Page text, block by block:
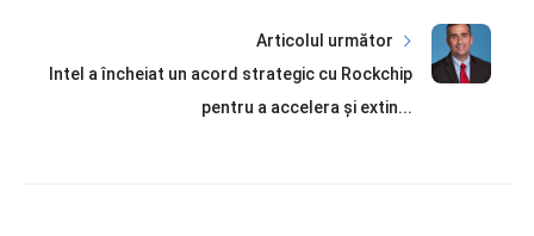
Articolul următor
Intel a încheiat un acord strategic cu Rockchip
pentru a accelera și extin...